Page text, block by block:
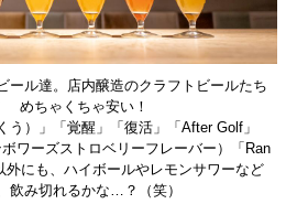
ール達。店内醸造のクラフトビールたち
めちゃくちゃ安い！
う）」「覚醒」「復活」「After Golf」
ワーズストロベリーフレーバー）「Ran
外にも、ハイボールやレモンサワーなど
飲み切れるかな…？（笑）